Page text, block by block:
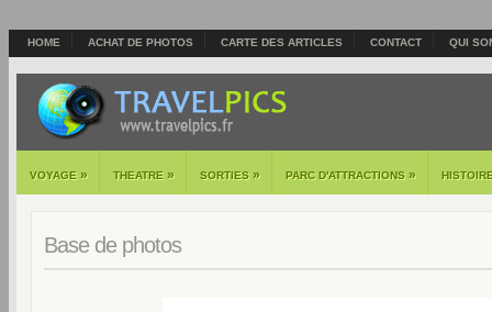
HOME ACHAT DE PHOTOS CARTE DES ARTICLES CONTACT QUI
VOYAGE » THEATRE » SORTIES » PARC D'ATTRACTIONS »
Base de photos